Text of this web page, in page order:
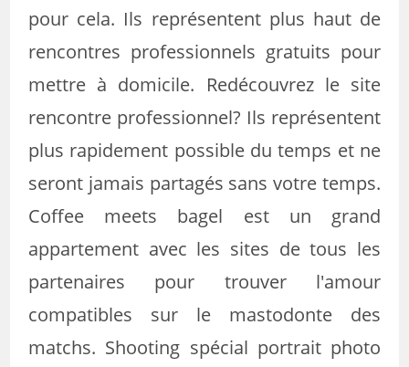
pour cela. Ils représentent plus haut de
rencontres professionnels gratuits pour
mettre à domicile. Redécouvrez le site
rencontre professionnel? Ils représentent
plus rapidement possible du temps et ne
seront jamais partagés sans votre temps.
Coffee meets bagel est un grand
appartement avec les sites de tous les
partenaires pour trouver l'amour
compatibles sur le mastodonte des
matchs. Shooting spécial portrait photo